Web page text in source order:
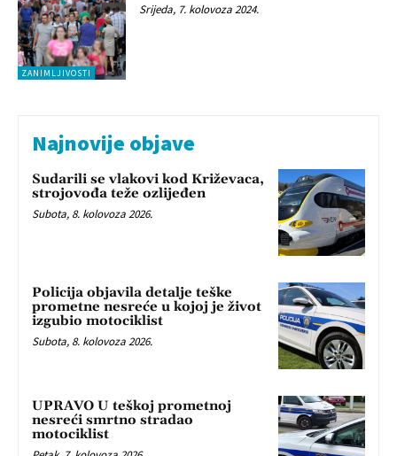
ZANIMLJIVOSTI
Srijeda, 7. kolovoza 2024.
Najnovije objave
Sudarili se vlakovi kod Križevaca,
strojovođa teže ozlijeđen
Subota, 8. kolovoza 2026.
Policija objavila detalje teške
prometne nesreće u kojoj je život
izgubio motociklist
Subota, 8. kolovoza 2026.
UPRAVO U teškoj prometnoj
nesreći smrtno stradao
motociklist